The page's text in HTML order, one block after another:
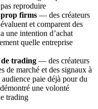
reproduire
prop firms — des créateurs
et comparent des
une intention d’achat
quelle entreprise
de trading — des créateurs
de marché et des signaux à
audience paie déjà pour du
une volonté
trading